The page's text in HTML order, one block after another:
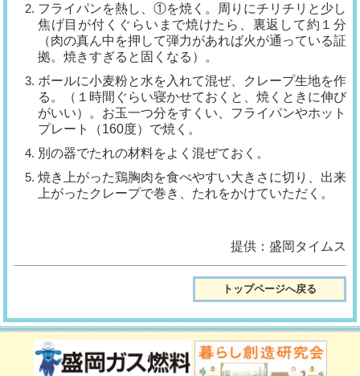
フライパンを熱し、①を焼く。
周りにチリチリと少し
焦げ目が付 くぐらいまで焼けたら、裏返して約１分
（肉の真ん中を押して弾力があれば火が通っている証
拠。焼きすぎると固くなる）。
ボールに小麦粉と水を入れて混ぜ、クレープ生地を作
る。（１時間 ぐらい寝かせておくと、焼くとき に伸び
がいい）。お玉一つ分をすく い、フライパンやホット
プレート
（160度）で焼く。
別の器でたれの材料をよく混ぜておく。
焼き上がった鶏胸肉を食べやすい大きさに切り、出来
上がったク レープで巻き、たれをかけていただく。
提供：盛岡タイムス
トップページへ戻る